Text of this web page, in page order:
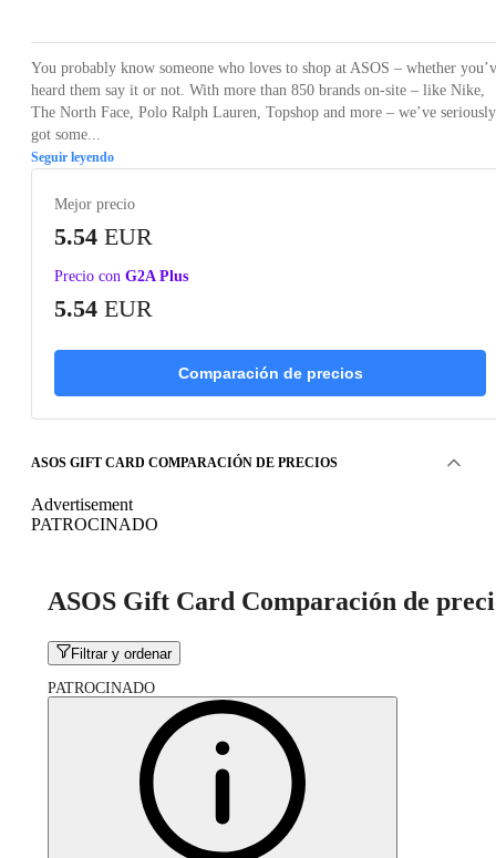
You probably know someone who loves to shop at ASOS – whether
heard them say it or not. With more than 850 brands on-site – like Nike,
The North Face, Polo Ralph Lauren, Topshop and more – we’ve seriously
got some...
Seguir leyendo
Mejor precio
5.54 EUR
Precio con G2A Plus
5.54 EUR
Comparación de precios
ASOS GIFT CARD COMPARACIÓN DE PRECIOS
Advertisement
PATROCINADO
ASOS Gift Card Comparación de
Filtrar y ordenar
PATROCINADO